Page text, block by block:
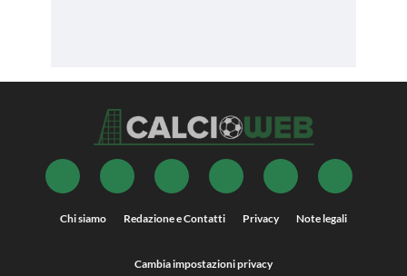
Chi siamo Redazione e Contatti Privacy Note legali
Cambia impostazioni privacy